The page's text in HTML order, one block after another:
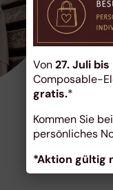
Von27. Juli
Composable-
gratis.*
Kommen Sie
persönliches
*Aktion gültig